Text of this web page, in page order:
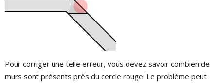
Pour corriger une telle erreur, vous devez savoir combien de
murs sont présents près du cercle rouge. Le problème peut